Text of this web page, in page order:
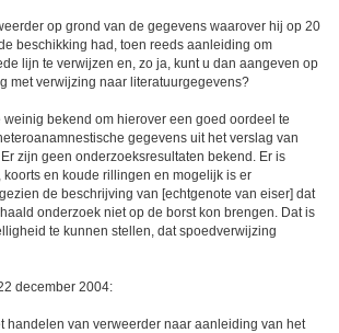
op grond van de gegevens waarover hij op 20
beschikking had, toen reeds aanleiding om
lijn te verwijzen en, zo ja, kunt u dan aangeven op
met verwijzing naar literatuurgegevens?
weinig bekend om hierover een goed oordeel te
gegevens uit het verslag van
zijn geen onderzoeksresultaten bekend. Er is
en koude rillingen en mogelijk is er
de beschrijving van [echtgenote van eiser] dat
onderzoek niet op de borst kon brengen. Dat is
te kunnen stellen, dat spoedverwijzing
december 2004:
handelen van verweerder naar aanleiding van het